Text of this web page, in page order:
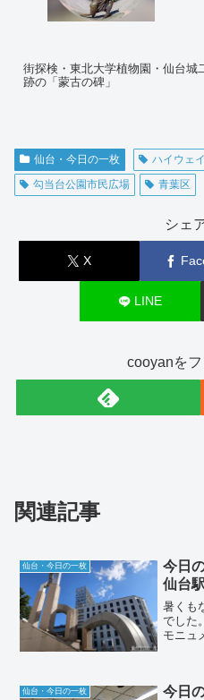
街探検・東北大学植物園・仙台城
跡の「蒙古の碑」
仙台・今日の一枚
ハイウェ
勾当台公園市民広場
青葉区
シェ
X
LINE
cooyanを
関連記事
仙台・今日の一枚
今日
仙台
暑くも
でした
モニュ
仙台・今日の一枚
今日